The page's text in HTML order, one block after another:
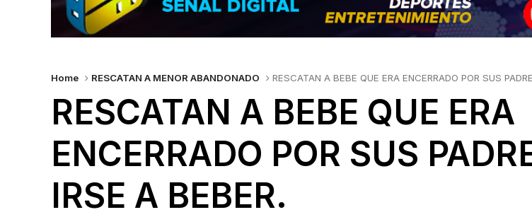
Home RESCATAN A MENOR ABANDONADO RESCATAN A BEBE QUE ERA ENCERRADO POR SUS
RESCATAN A BEBE QUE ERA
ENCERRADO POR SUS
IRSE A BEBER.